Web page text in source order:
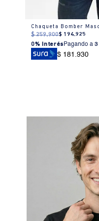
Chaqueta Bomber
$ 259.900$ 194.925
0% Interés Pagando a3
$ 181.930